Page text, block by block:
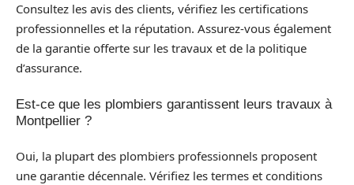
Consultez les avis des clients, vérifiez les certifications
professionnelles et la réputation. Assurez-vous également
de la garantie offerte sur les travaux et de la politique
d’assurance.
Est-ce que les plombiers garantissent leurs travaux à
Montpellier ?
Oui, la plupart des plombiers professionnels proposent
une garantie décennale. Vérifiez les termes et conditions